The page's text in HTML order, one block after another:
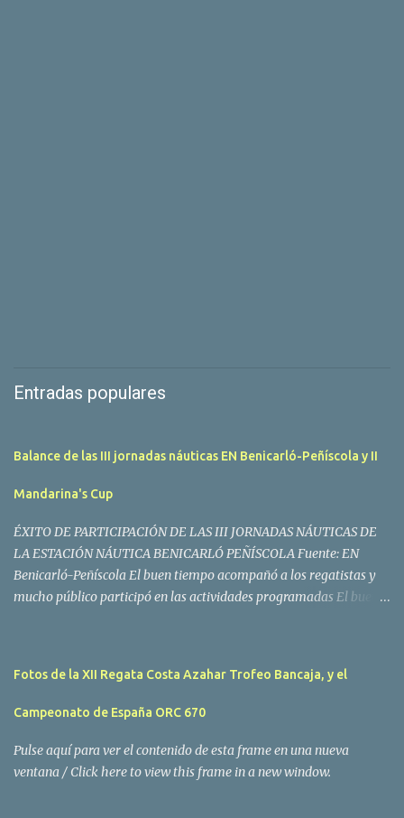
Entradas populares
Balance de las III jornadas náuticas EN Benicarló-Peñíscola y II
Mandarina's Cup
ÉXITO DE PARTICIPACIÓN DE LAS III JORNADAS NÁUTICAS DE
LA ESTACIÓN NÁUTICA BENICARLÓ PEÑÍSCOLA Fuente: EN
Benicarló-Peñíscola El buen tiempo acompañó a los regatistas y
mucho público participó en las actividades programadas El buen
embarcación Garví, un Malbec 240 del armador José Mª Villes fue
la merecida vencedora de la prueba, en la que tomaron parte un
Mangicú, seguida de Marina Benicarló y Hepta. La Clase B fue
para Garví, Vogamari Nou y Xé qué Café, mientras que en Clase C
Fotos de la XII Regata Costa Azahar Trofeo Bancaja, y el
Campeonato de España ORC 670
Pulse aquí para ver el contenido de esta frame en una nueva
ventana / Click here to view this frame in a new window.